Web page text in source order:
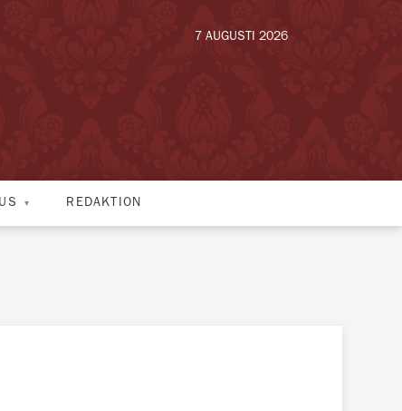
7 AUGUSTI 2026
REDAKTION